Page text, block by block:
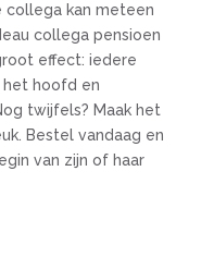
collega kan meteen
collega pensioen
effect: iedere
het hoofd en
twijfels? Maak het
Bestel vandaag en
van zijn of haar